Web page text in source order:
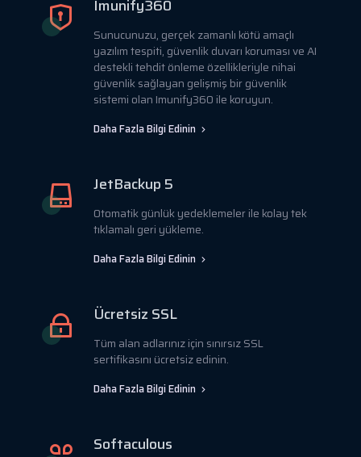
Imunify360
Sunucunuzu, gerçek zamanlı kötü amaçlı
yazılım tespiti, güvenlik duvarı koruması ve AI
destekli tehdit önleme özellikleriyle nihai
güvenlik sağlayan gelişmiş bir güvenlik
sistemi olan Imunify360 ile koruyun.
Daha Fazla Bilgi Edinin
JetBackup 5
Otomatik günlük yedeklemeler ile kolay tek
tıklamalı geri yükleme.
Daha Fazla Bilgi Edinin
Ücretsiz SSL
Tüm alan adlarınız için sınırsız SSL
sertifikasını ücretsiz edinin.
Daha Fazla Bilgi Edinin
Softaculous